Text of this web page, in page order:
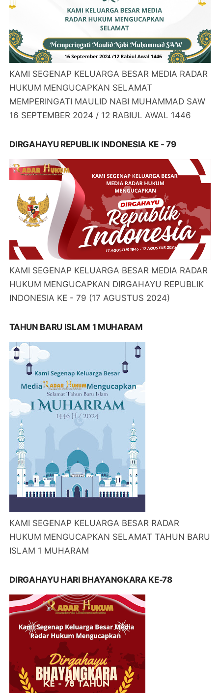
KAMI SEGENAP KELUARGA BESAR MEDIA RADAR
HUKUM MENGUCAPKAN SELAMAT
MEMPERINGATI MAULID NABI MUHAMMAD SAW
16 SEPTEMBER 2024 / 12 RABIUL AWAL 1446
DIRGAHAYU REPUBLIK INDONESIA KE - 79
KAMI SEGENAP KELUARGA BESAR MEDIA RADAR
HUKUM MENGUCAPKAN DIRGAHAYU REPUBLIK
INDONESIA KE - 79 (17 AGUSTUS 2024)
TAHUN BARU ISLAM 1 MUHARAM
KAMI SEGENAP KELUARGA BESAR RADAR
HUKUM MENGUCAPKAN SELAMAT TAHUN BARU
ISLAM 1 MUHARAM
DIRGAHAYU HARI BHAYANGKARA KE-78